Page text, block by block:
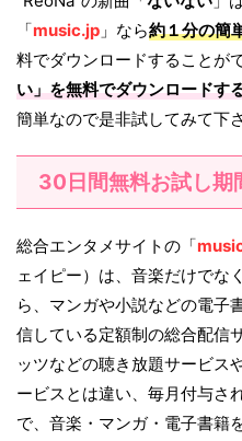
「music.jp 」なら約１分の簡
料でダウンロードすることが
い」を無料でダウンロードす
簡単なので是非試してみて下
30日間無料お試し期
総合エンタメサイトの「
ェイピー）は、音楽だけでな
ら、マンガや小説などの電子
信している定額制の総合配信
ッツなどの聴き放題サービ
ービスとは違い、毎月付与さ
で、音楽・マンガ・電子書籍